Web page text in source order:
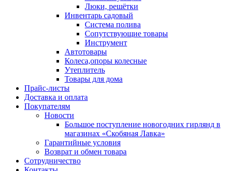
Люки, решётки
Инвентарь садовый
Система полива
Сопутствующие товары
Инструмент
Автотовары
Колеса,опоры колесные
Утеплитель
Товары для дома
Прайс-листы
Доставка и оплата
Покупателям
Новости
Большое поступление новогодних гирлянд в
магазинах «Скобяная Лавка»
Гарантийные условия
Возврат и обмен товара
Сотрудничество